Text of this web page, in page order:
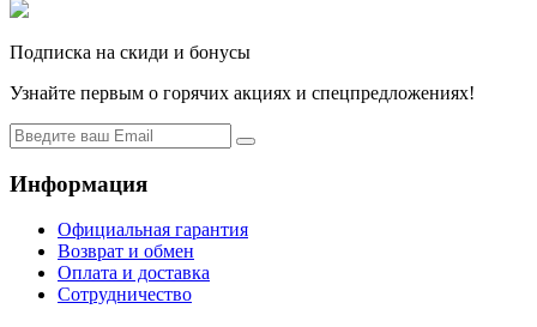
Подписка на скиди и бонусы
Узнайте первым о горячих акциях и спецпредложениях!
Информация
Официальная гарантия
Возврат и обмен
Оплата и доставка
Сотрудничество